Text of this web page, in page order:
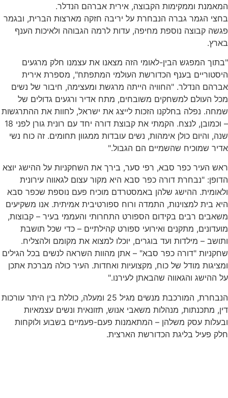
המאמנת וממקימות הקבוצה, אירית אברהם הנדלר.
בחצי הגמר גברה הנבחרת על יריבה חזקה מארצות הברית, ובגמר
פגשה קבוצה נוספת מחיפה, עדות לרמה הגבוהה ולאיכות הענף
בארץ.
"בתוך המפגש הבין-לאומי הזה מצאנו את עצמנו חלק מרגעים
היסטוריים בענף הכדורשת העולמי המתפתח", מספרת אירית
אברהם הנדלר. "החוויה הייתה מרגשת ומעצימה, חיבור של נשים
מכל העולם למשחקים משובחים, מתח אדיר ורגעים גדולים של
שמחה. נפלה בחלקנו הזכות לייצג את ישראל, לחוות את ההתרגשות
– וכמובן, לנצח. הקמתי את קבוצת דורה יחד עם רונית גורן לפני 18
שנה, והיום כולן אימהות, נשים עובדות ממגוון תחומים. זה כוח נשי
אדיר שמוכיח שהשמיים הם הגבול."
ראש העיר כפר סבא, רפי סער, בירך את השחקניות על ההישג יוצא
הדופן: "נבחרת דורה כפר סבא היא מקור עצום לגאווה עירונית
ולאומית. ההישג שלהן באמסטרדם מוכיח פעם נוספת שכפר סבא
היא בית למצוינות, התמדה ורוח ספורטיבית אמיתית. אנו משקיעים
משאבים רבים בקידום הספורט התחרותי והעממי בעיר – קבוצות,
מועדונים, מתקנים ואירועי ספורט קהילתיים – כדי שכל תושבת
ותושב – מילדות ועד בוגרים, יוכלו למצוא את מקומם ולהצליח.
שחקניות "דורה כפר סבא" – אתן מהוות השראה לנשים בכל הגילים
ומציגות מודל של כוח, מקצועיות ואחדות. העיר כולה מברכת אתכן
על ההישג והגאווה שהבאתן לעירנו."
הנבחרת, המורכבת מנשים מגיל 25 ומעלה, כוללת בין היתר עורכות
דין, מתכנתות, מנהלות משאבי אנוש, תזונאית ונשים עצמאיות
ובעלות עסק משלהן – המתאמנות פעם-פעמיים בשבוע ולוקחות
חלק פעיל בליגת הכדורשת הארצית.